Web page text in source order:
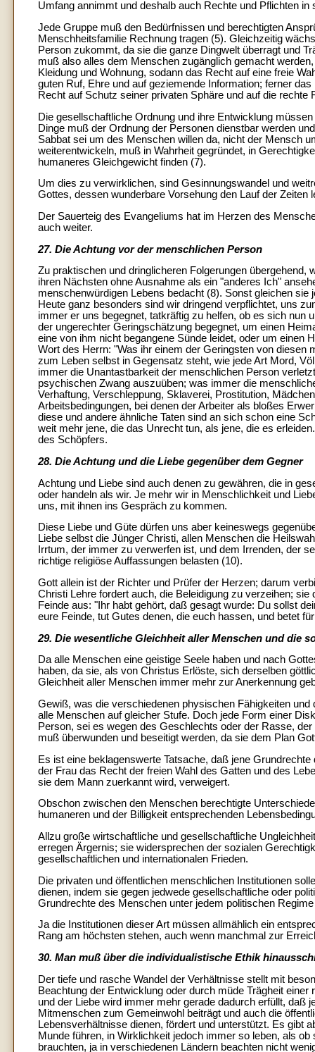
Umfang annimmt und deshalb auch Rechte und Pflichten
Jede Gruppe muß den Bedürfnissen und berechtigten
Menschheitsfamilie Rechnung tragen (5). Gleichzeitig
Person zukommt, da sie die ganze Dingwelt überragt und
muß also alles dem Menschen zugänglich gemacht
Kleidung und Wohnung, sodann das Recht auf eine freie
guten Ruf, Ehre und auf geziemende Information; ferner
Recht auf Schutz seiner privaten Sphäre und auf die rechte
Die gesellschaftliche Ordnung und ihre Entwicklung
Dinge muß der Ordnung der Personen dienstbar werden
Sabbat sei um des Menschen willen da, nicht der Mensch
weiterentwickeln, muß in Wahrheit gegründet, in
humaneres Gleichgewicht finden (7).
Um dies zu verwirklichen, sind Gesinnungswandel und
Gottes, dessen wunderbare Vorsehung den Lauf der
Der Sauerteig des Evangeliums hat im Herzen des
auch weiter.
27. Die Achtung vor der menschlichen Person
Zu praktischen und dringlicheren Folgerungen
ihren Nächsten ohne Ausnahme als ein "anderes Ich"
menschenwürdigen Lebens bedacht (8). Sonst gleichen
Heute ganz besonders sind wir dringend verpflichtet, uns
immer er uns begegnet, tatkräftig zu helfen, ob es sich nun
der ungerechter Geringschätzung begegnet, um einen
eine von ihm nicht begangene Sünde leidet, oder um einen
Wort des Herrn: "Was ihr einem der Geringsten von diesen
zum Leben selbst in Gegensatz steht, wie jede Art Mord,
immer die Unantastbarkeit der menschlichen Person
psychischen Zwang auszuüben; was immer die
Verhaftung, Verschleppung, Sklaverei, Prostitution,
Arbeitsbedingungen, bei denen der Arbeiter als bloßes
diese und andere ähnliche Taten sind an sich schon eine
weit mehr jene, die das Unrecht tun, als jene, die es
des Schöpfers.
28. Die Achtung und die Liebe gegenüber dem Gegner
Achtung und Liebe sind auch denen zu gewähren, die in
oder handeln als wir. Je mehr wir in Menschlichkeit und
uns, mit ihnen ins Gespräch zu kommen.
Diese Liebe und Güte dürfen uns aber keineswegs
Liebe selbst die Jünger Christi, allen Menschen die
Irrtum, der immer zu verwerfen ist, und dem Irrenden, der
richtige religiöse Auffassungen belasten (10).
Gott allein ist der Richter und Prüfer der Herzen; darum
Christi Lehre fordert auch, die Beleidigung zu verzeihen;
Feinde aus: "Ihr habt gehört, daß gesagt wurde: Du sollst
eure Feinde, tut Gutes denen, die euch hassen, und betet
29. Die wesentliche Gleichheit aller Menschen und die
Da alle Menschen eine geistige Seele haben und nach
haben, da sie, als von Christus Erlöste, sich derselben
Gleichheit aller Menschen immer mehr zur Anerkennung
Gewiß, was die verschiedenen physischen Fähigkeiten
alle Menschen auf gleicher Stufe. Doch jede Form einer
Person, sei es wegen des Geschlechts oder der Rasse,
muß überwunden und beseitigt werden, da sie dem Plan
Es ist eine beklagenswerte Tatsache, daß jene
der Frau das Recht der freien Wahl des Gatten und des
sie dem Mann zuerkannt wird, verweigert.
Obschon zwischen den Menschen berechtigte
humaneren und der Billigkeit entsprechenden
Allzu große wirtschaftliche und gesellschaftliche
erregen Ärgernis; sie widersprechen der sozialen
gesellschaftlichen und internationalen Frieden.
Die privaten und öffentlichen menschlichen Institutionen
dienen, indem sie gegen jedwede gesellschaftliche oder
Grundrechte des Menschen unter jedem politischen
Ja die Institutionen dieser Art müssen allmählich ein
Rang am höchsten stehen, auch wenn manchmal zur
30. Man muß über die individualistische Ethik
Der tiefe und rasche Wandel der Verhältnisse stellt mit
Beachtung der Entwicklung oder durch müde Trägheit
und der Liebe wird immer mehr gerade dadurch erfüllt, daß
Mitmenschen zum Gemeinwohl beiträgt und auch die
Lebensverhältnisse dienen, fördert und unterstützt. Es gibt
Munde führen, in Wirklichkeit jedoch immer so leben, als
brauchten, ja in verschiedenen Ländern beachten nicht